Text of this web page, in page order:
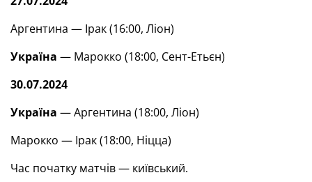
Аргентина — Ірак (16:00, Ліон)
Україна — Марокко (18:00, Сент-Етьєн)
30.07.2024
Україна — Аргентина (18:00, Ліон)
Марокко — Ірак (18:00, Ніцца)
Час початку матчів — київський.